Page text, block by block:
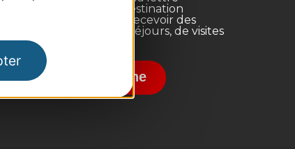
d'information Destination
Occitanie pour recevoir des
suggestions de séjours, de visites
Je m'abonne